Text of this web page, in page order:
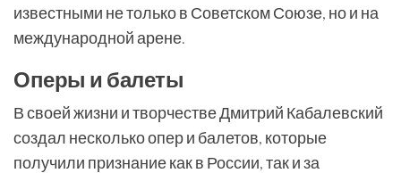
известными не только в Советском Союзе, но и на
международной арене.
Оперы и балеты
В своей жизни и творчестве Дмитрий Кабалевский
создал несколько опер и балетов, которые
получили признание как в России, так и за